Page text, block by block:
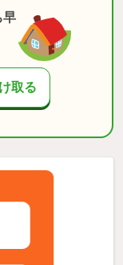
早
取る